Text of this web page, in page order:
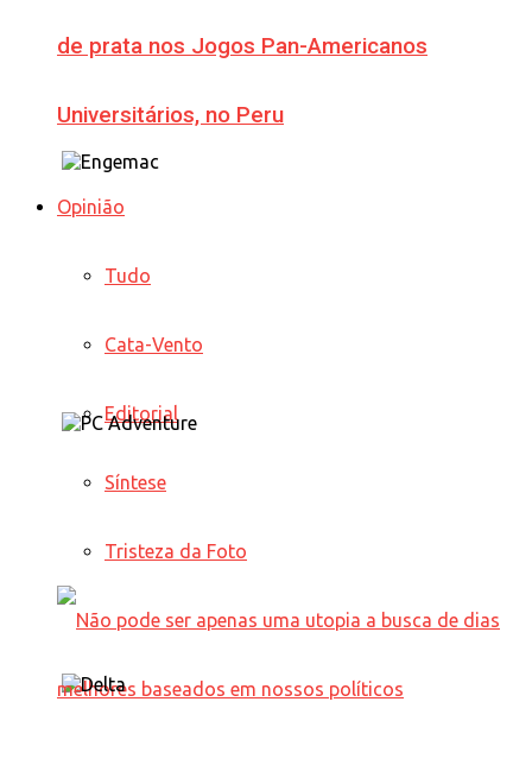
de prata nos Jogos Pan-Americanos
Universitários, no Peru
Opinião
Tudo
Cata-Vento
Editorial
Síntese
Tristeza da Foto